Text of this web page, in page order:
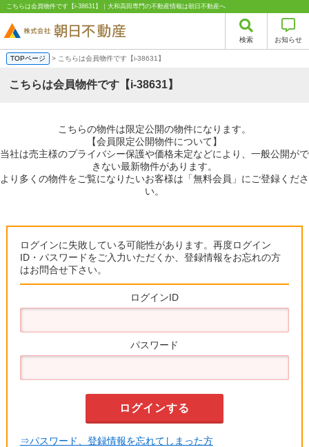
こちらは会員物件です【i-38631】｜大和高田専門の不動産情報は朝日不動産へ
検索 お知らせ
TOPページ > こちらは会員物件です【i-38631】
こちらは会員物件です【i-38631】
こちらの物件は限定公開の物件になります。
【会員限定公開物件について】
当社は売主様のプライバシー保護や価格未定などにより、一般公開がで
きない最新物件があります。
より多くの物件をご覧になりたいお客様は「無料会員」にご登録くださ
い。
ログインに失敗している可能性があります。再度ログイン
ID・パスワードをご入力いただくか、登録情報をお忘れの方
はお問合せ下さい。
ログインID
パスワード
⇒パスワード、登録情報を忘れてしまった方